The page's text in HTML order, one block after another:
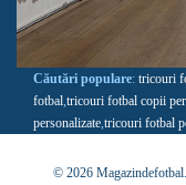
Căutări populare: tricouri
fotbal tricouri fotbal copii
personalizate tricouri fotbal
© 2026